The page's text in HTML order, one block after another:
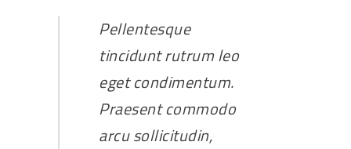
Pellentesque
tincidunt rutrum leo
eget condimentum.
Praesent commodo
arcu sollicitudin,